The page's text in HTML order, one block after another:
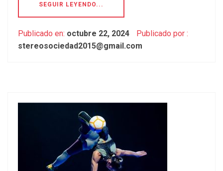
SEGUIR LEYENDO...
Publicado en: octubre 22, 2024
Publicado por :
stereosociedad2015@gmail.com